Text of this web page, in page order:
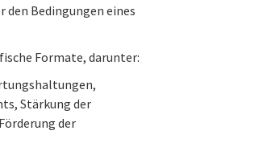
den Bedingungen eines
Formate, darunter:
Stärkung der
der